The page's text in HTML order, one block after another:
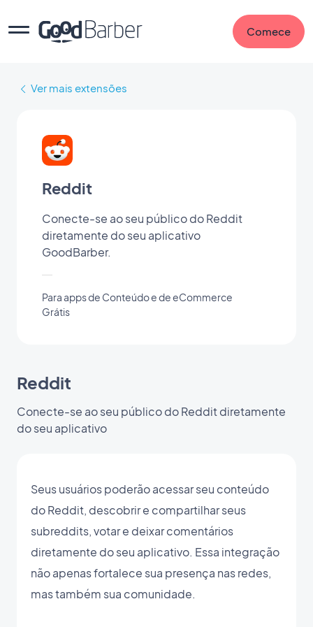
Comece
Ver mais extensões
Reddit
Conecte-se ao seu público do Reddit
diretamente do seu aplicativo
GoodBarber.
Para apps de Conteúdo e de eCommerce
Grátis
Reddit
Conecte-se ao seu público do Reddit diretamente
do seu aplicativo
Seus usuários poderão acessar seu conteúdo
do Reddit, descobrir e compartilhar seus
subreddits, votar e deixar comentários
diretamente do seu aplicativo. Essa integração
não apenas fortalece sua presença nas redes,
mas também sua comunidade.